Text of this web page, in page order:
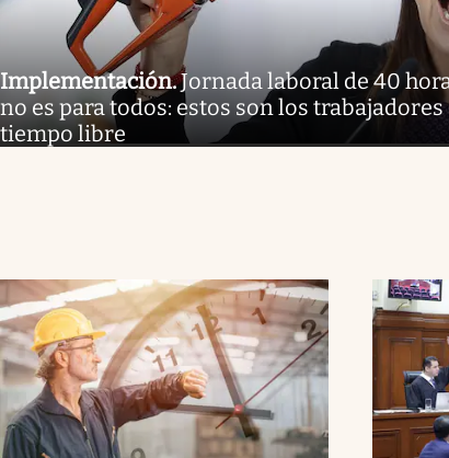
Implementación.Jornada laboral de 40
no es para todos: estos son los
tiempo libre